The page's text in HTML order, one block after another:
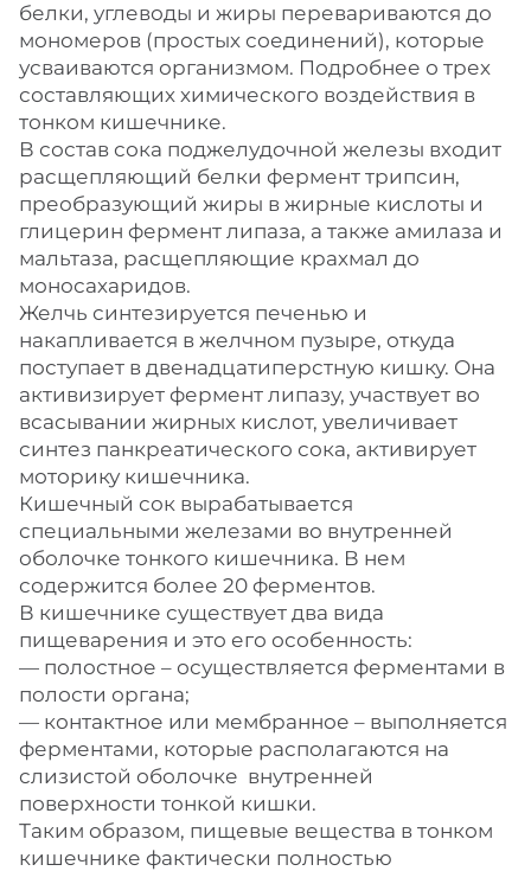
белки, углеводы и жиры перевариваются до
мономеров (простых соединений), которые
усваиваются организмом. Подробнее о трех
составляющих химического воздействия в
тонком кишечнике.
В состав сока поджелудочной железы входит
расщепляющий белки фермент трипсин,
преобразующий жиры в жирные кислоты и
глицерин фермент липаза, а также амилаза и
мальтаза, расщепляющие крахмал до
моносахаридов.
Желчь синтезируется печенью и
накапливается в желчном пузыре, откуда
поступает в двенадцатиперстную кишку. Она
активизирует фермент липазу, участвует во
всасывании жирных кислот, увеличивает
синтез панкреатического сока, активирует
моторику кишечника.
Кишечный сок вырабатывается
специальными железами во внутренней
оболочке тонкого кишечника. В нем
содержится более 20 ферментов.
В кишечнике существует два вида
пищеварения и это его особенность:
— полостное – осуществляется ферментами в
полости органа;
— контактное или мембранное – выполняется
ферментами, которые располагаются на
слизистой оболочке внутренней
поверхности тонкой кишки.
Таким образом, пищевые вещества в тонком
кишечнике фактически полностью